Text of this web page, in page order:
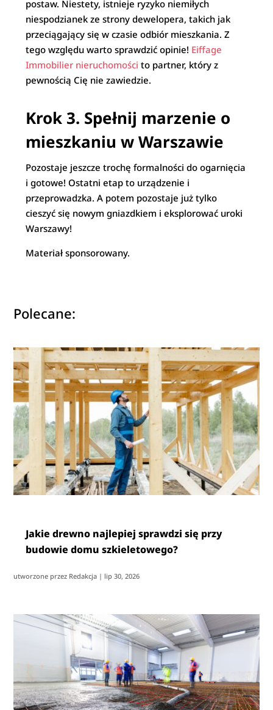
postaw. Niestety, istnieje ryzyko niemiłych
niespodzianek ze strony dewelopera, takich jak
przeciągający się w czasie odbiór mieszkania. Z
tego względu warto sprawdzić opinie! Eiffage
Immobilier nieruchomości to partner, który z
pewnością Cię nie zawiedzie.
Krok 3. Spełnij marzenie o
mieszkaniu w Warszawie
Pozostaje jeszcze trochę formalności do ogarnięcia
i gotowe! Ostatni etap to urządzenie i
przeprowadzka. A potem pozostaje już tylko
cieszyć się nowym gniazdkiem i eksplorować uroki
Warszawy!
Materiał sponsorowany.
Polecane:
Jakie drewno najlepiej sprawdzi się przy
budowie domu szkieletowego?
utworzone przez Redakcja | lip 30, 2026